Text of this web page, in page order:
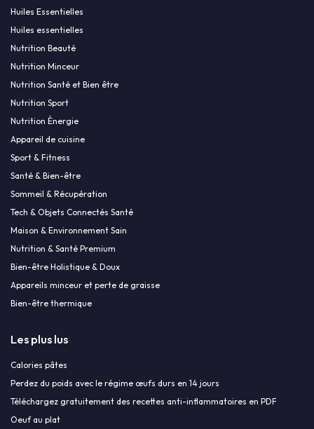
Huiles Essentielles
Huiles essentielles
Nutrition Beauté
Nutrition Minceur
Nutrition Santé et Bien être
Nutrition Sport
Nutrition Énergie
Appareil de cuisine
Sport & Fitness
Santé & Bien-être
Sommeil & Récupération
Tech & Objets Connectés Santé
Maison & Environnement Sain
Nutrition & Santé Premium
Bien-être Holistique & Doux
Appareils minceur et perte de graisse
Bien-être thermique
Les plus lus
Calories pâtes
Perdez du poids avec le régime œufs durs en 14 jours
Téléchargez gratuitement des recettes anti-inflammatoires en PDF
Oeuf au plat